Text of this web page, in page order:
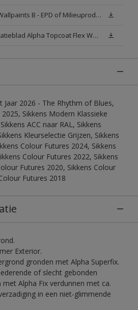
Sikkens Exterior Wallpaints B - EPD of Milieuproductverklaring
Veiligheidsinformatieblad Alpha Topcoat Flex White W05 (MSDS)
Jaar 2026 - The Rhythm of Blues,
Sikkens Modern Klassieke
ACC naar RAL, Sikkens
Kleurselectie Grijzen, Sikkens
Colour Futures 2024, Sikkens
Colour Futures 2022, Sikkens
Futures 2020, Sikkens Colour
Futures 2018
Exterior.
gronden met Alpha Superfix.
of slecht gebonden
Alpha Fix verdunnen met ca.
in een niet-glimmende